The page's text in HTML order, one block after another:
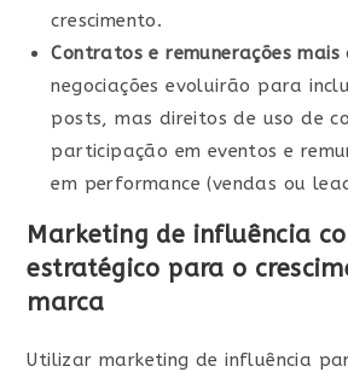
crescimento.
Contratos e remunerações mais
negociações evoluirão para
posts, mas direitos de uso de
participação em eventos e
em performance (vendas ou
Marketing de influência
estratégico para o
marca
Utilizar marketing de influência